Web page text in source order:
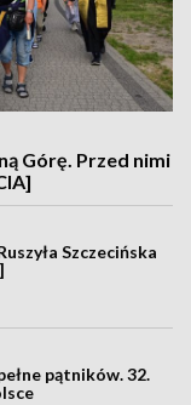
Górę. Przed nimi
Szczecińska
pątników. 32.